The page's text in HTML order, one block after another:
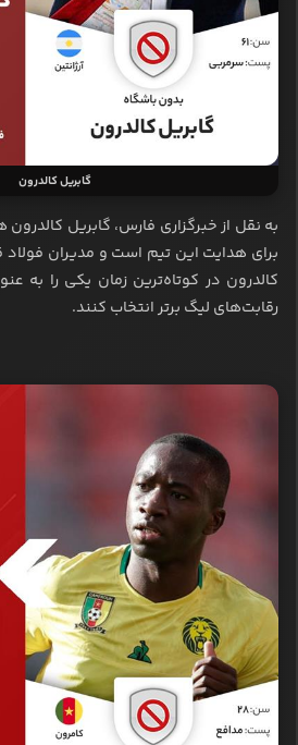
گابریل کالدرون
به نقل از خبرگزاری فارس، گابریل
برای هدایت این تیم است و مدیران فولاد
کالدرون در کوتاه‌ترین زمان یکی را به
رقابت‌های لیگ برتر انتخاب کنند.